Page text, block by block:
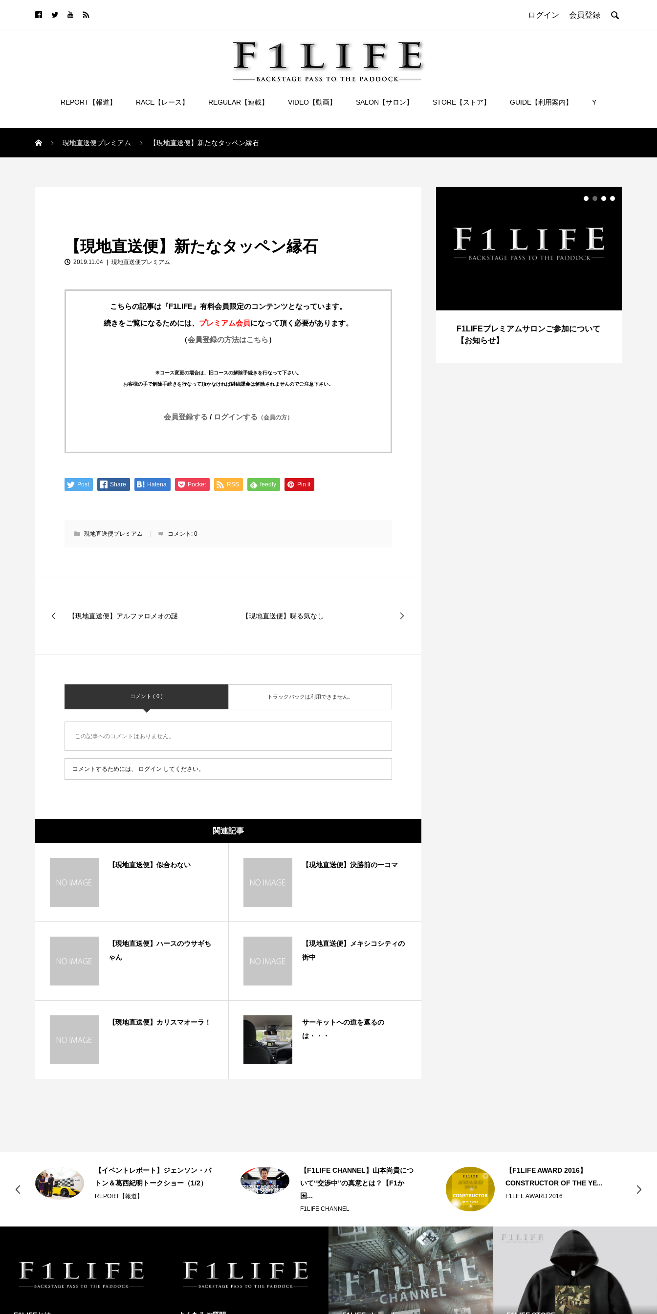
ログイン 会員登録 
REPORT【報道】 RACE【レース】 REGULAR【連載】 VIDEO【動画】 SALON【サロン】 STORE【ストア】 GUIDE【利用案内】 Y
現地直送便プレミアム 【現地直送便】新たなタッペン縁石
【現地直送便】新たなタッペン縁石
2019.11.04 現地直送便プレミアム
こちらの記事は『F1LIFE』有料会員限定のコンテンツとなっています。
続きをご覧になるためには、 プレミアム会員になって頂く必要があります。
（会員登録の方法はこちら）
※コース変更の場合は、旧コースの解除手続きを行なって下さい。
お客様の手で解除手続きを行なって頂かなければ継続課金は解除されませんのでご注意下さい。
会員登録する / ログインする （会員の方）
Post Share Hatena Pocket RSS feedly Pin it
現地直送便プレミアム コメント: 0
【現地直送便】アルファロメオの謎 【現地直送便】喋る気なし
コメント ( 0 ) トラックバックは利用できません。
この記事へのコメントはありません。
コメントするためには、 ログイン してください。
関連記事
【現地直送便】似合わない 【現地直送便】決勝前の一コマ
【現地直送便】ハースのウサギち
ゃん
【現地直送便】メキシコシティの
街中
【現地直送便】カリスマオーラ！
サーキットへの道を遮るの
は・・・
【特別企画】2026年ホンダの現在地
①「アストンマーティンとの交渉4...
【特別記事】レーシングブルズ、
F1LIFEプレミアムサロンご参加について
【お知らせ】
【イベントレポート】ジェンソン・バ
トン＆葛西紀明トークショー（1/2）
REPORT【報道】
【F1LIFE CHANNEL】山本尚貴につ
いて“交渉中”の真意とは？【F1か
国...
F1LIFE CHANNEL
【F1LIFE AWARD 2016】
CONSTRUCTOR OF THE YE...
F1LIFE AWARD 2016